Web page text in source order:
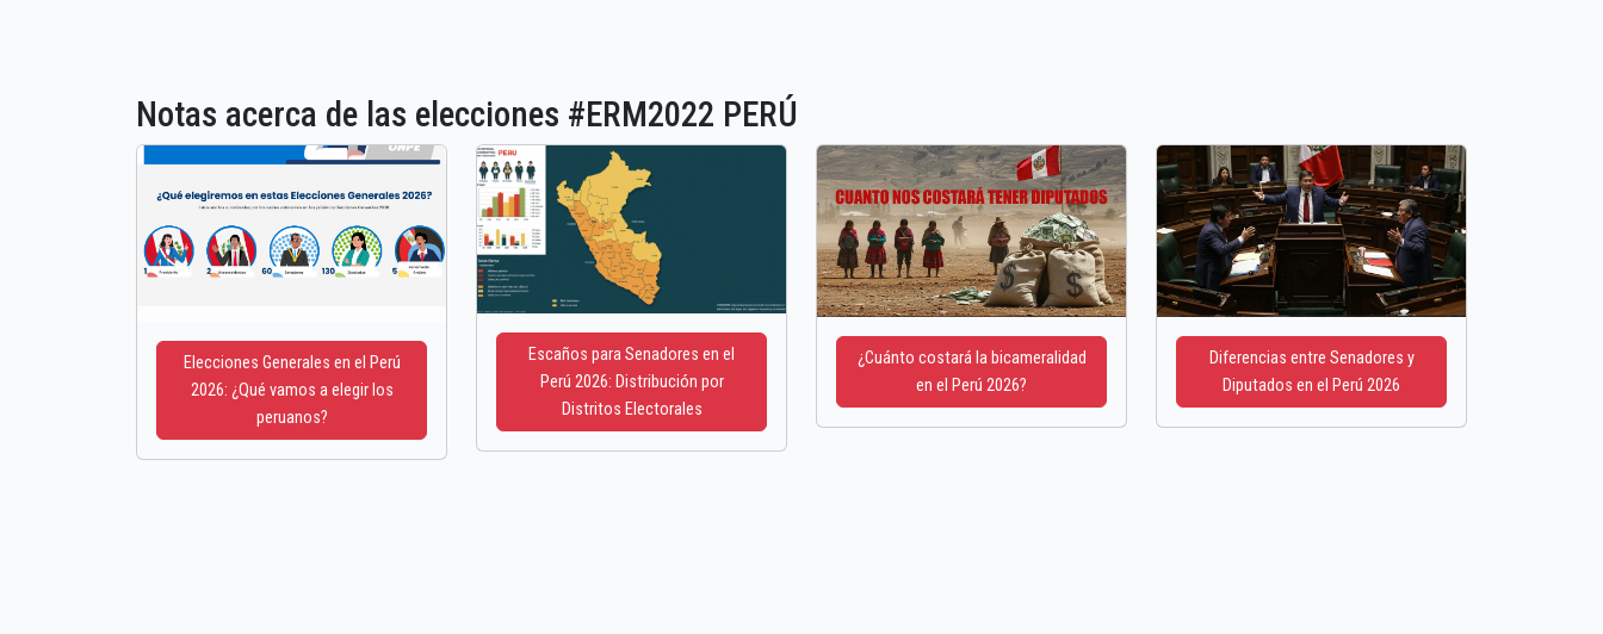
Notas acerca de las elecciones #ERM2022 PERÚ
Elecciones Generales en el Perú
2026: ¿Qué vamos a elegir los
peruanos?
Escaños para Senadores en el
Perú 2026: Distribución por
Distritos Electorales
¿Cuánto costará la bicameralidad
en el Perú 2026?
Diferencias entre Senadores y
Diputados en el Perú 2026